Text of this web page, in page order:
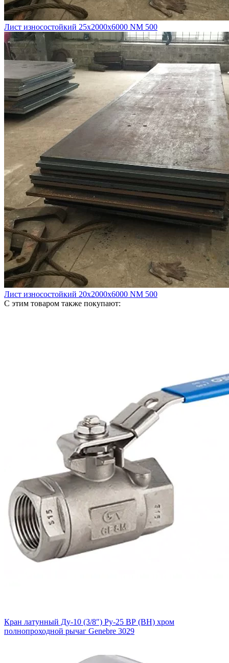
Лист износостойкий 25х2000х6000 NM 500
Лист износостойкий 20х2000х6000 NM 500
С этим товаром также покупают:
Кран латунный Ду-10 (3/8″) Ру-25 ВР (ВН) хром
полнопроходной рычаг Genebre 3029